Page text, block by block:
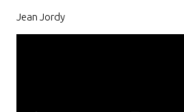
Jean Jordy